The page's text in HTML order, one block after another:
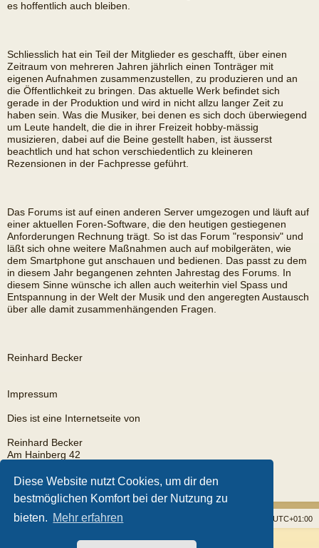
Diese Website nutzt Cookies, um dir den
bestmöglichen Komfort bei der Nutzung zu
bieten. Mehr erfahren
es hoffentlich auch bleiben.
Schliesslich hat ein Teil der Mitglieder es geschafft, über einen
Zeitraum von mehreren Jahren jährlich einen Tonträger mit
eigenen Aufnahmen zusammenzustellen, zu produzieren und an
die Öffentlichkeit zu bringen. Das aktuelle Werk befindet sich
gerade in der Produktion und wird in nicht allzu langer Zeit zu
haben sein. Was die Musiker, bei denen es sich doch überwiegend
um Leute handelt, die die in ihrer Freizeit hobby-mässig
musizieren, dabei auf die Beine gestellt haben, ist äusserst
beachtlich und hat schon verschiedentlich zu kleineren
Rezensionen in der Fachpresse geführt.
Das Forums ist auf einen anderen Server umgezogen und läuft auf
einer aktuellen Foren-Software, die den heutigen gestiegenen
Anforderungen Rechnung trägt. So ist das Forum "responsiv" und
läßt sich ohne weitere Maßnahmen auch auf mobilgeräten, wie
dem Smartphone gut anschauen und bedienen. Das passt zu dem
in diesem Jahr begangenen zehnten Jahrestag des Forums. In
diesem Sinne wünsche ich allen auch weiterhin viel Spass und
Entspannung in der Welt der Musik und den angeregten Austausch
über alle damit zusammenhängenden Fragen.
Reinhard Becker
Impressum
Dies ist eine Internetseite von
Reinhard Becker
Am Hainberg 42
EMail: rb@fingerpicker.eu
Startseite Foren UTC+01:00
Powered byphpBB® Forum Software © phpBB Limited